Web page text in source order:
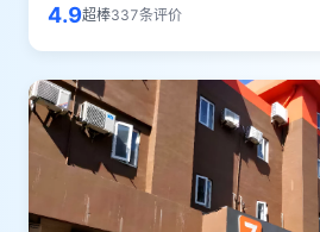
4.9超棒337条评价